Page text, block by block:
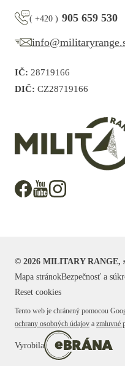
( +420 ) 905 659 530
IČ: 28719166
DIČ: CZ28719166
© 2026 MILITARY RANGE,
Mapa stránokBezpečnosť a
Reset cookies
Tento web je chránený pomocou
ochrany osobných údajov a zmluvné
Vyrobila